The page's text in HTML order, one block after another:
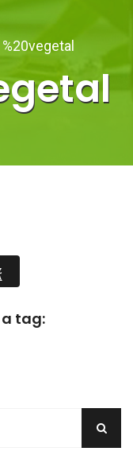
%20vegetal
tag: